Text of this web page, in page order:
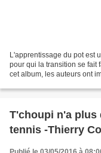
L'apprentissage du pot est
pour qui la transition se fait
cet album, les auteurs ont
T'choupi n'a plus
tennis -Thierry